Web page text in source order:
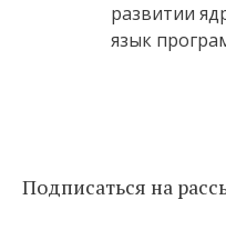
развитии
язык
Подписаться на